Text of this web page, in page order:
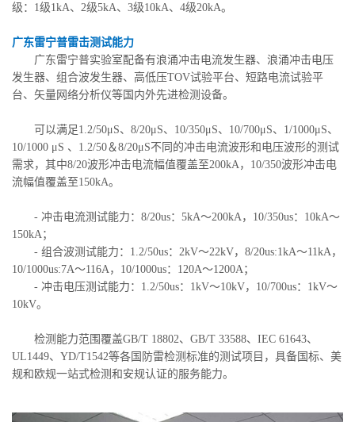
级：1级1kA、2级5kA、3级10kA、4级20kA。
广东雷宁普雷击测试能力
广东雷宁普实验室配备有浪涌冲击电流发生器、浪涌冲击电压
发生器、组合波发生器、高低压TOV试验平台、短路电流试验平
台、矢量网络分析仪等国内外先进检测设备。
可以满足1.2/50μS、8/20μS、10/350μS、10/700μS、1/1000μS、
10/1000 μS 、1.2/50＆8/20μS不同的冲击电流波形和电压波形的测试
需求，其中8/20波形冲击电流幅值覆盖至200kA，10/350波形冲击电
流幅值覆盖至150kA。
- 冲击电流测试能力：8/20us：5kA～200kA，10/350us：10kA～
150kA；
- 组合波测试能力：1.2/50us：2kV～22kV，8/20us:1kA～11kA，
10/1000us:7A～116A，10/1000us：120A～1200A；
- 冲击电压测试能力：1.2/50us：1kV～10kV，10/700us：1kV～
10kV。
检测能力范围覆盖GB/T 18802、GB/T 33588、IEC 61643、
UL1449、YD/T1542等各国防雷检测标准的测试项目，具备国标、美
规和欧规一站式检测和安规认证的服务能力。